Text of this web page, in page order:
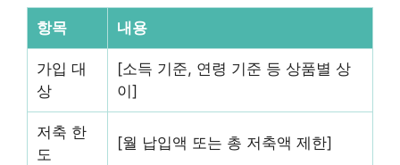
항목 내용
가입 대
상
[소득 기준, 연령 기준 등 상품별 상
이]
저축 한
도
[월 납입액 또는 총 저축액 제한]